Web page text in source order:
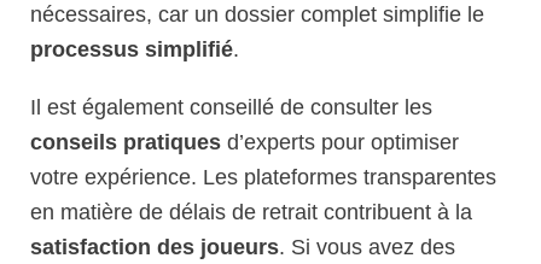
nécessaires, car un dossier complet simplifie le
processus simplifié.
Il est également conseillé de consulter les
conseils pratiques d’experts pour optimiser
votre expérience. Les plateformes transparentes
en matière de délais de retrait contribuent à la
satisfaction des joueurs. Si vous avez des